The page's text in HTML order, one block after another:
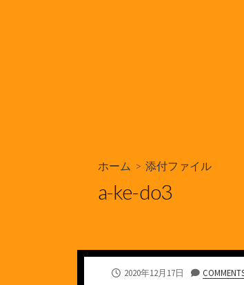
ホーム > 添付ファイル
a-ke-do3
公
2020年12月17日